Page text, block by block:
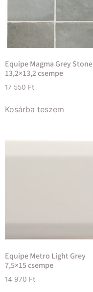
Equipe Magma Grey Stone
13,2×13,2 csempe
17 550 Ft
Kosárba teszem
Equipe Metro Light Grey
7,5×15 csempe
14 970 Ft